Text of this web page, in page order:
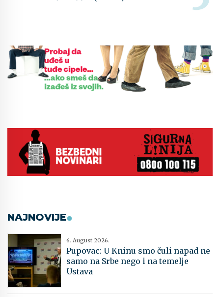
NAJNOVIJE
6. August 2026.
Pupovac: U Kninu smo čuli napad ne
samo na Srbe nego i na temelje
Ustava